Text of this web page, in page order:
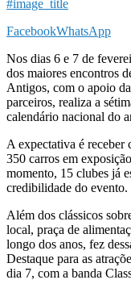
#image_title
FacebookWhatsApp
Nos dias 6 e 7 de
dos maiores encontros
Antigos, com o apoio
parceiros, realiza a
calendário nacional do
A expectativa é receber
350 carros em
momento, 15 clubes já
credibilidade do evento.
Além dos clássicos
local, praça de
longo dos anos, fez
Destaque para as
dia 7, com a banda